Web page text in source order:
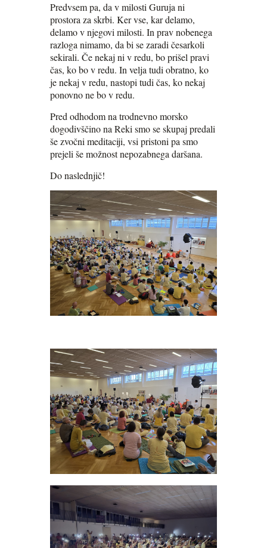
Predvsem pa, da v milosti Guruja ni
prostora za skrbi. Ker vse, kar delamo,
delamo v njegovi milosti. In prav nobenega
razloga nimamo, da bi se zaradi česarkoli
sekirali. Če nekaj ni v redu, bo prišel pravi
čas, ko bo v redu. In velja tudi obratno, ko
je nekaj v redu, nastopi tudi čas, ko nekaj
ponovno ne bo v redu.
Pred odhodom na trodnevno morsko
dogodivščino na Reki smo se skupaj predali
še zvočni meditaciji, vsi pristoni pa smo
prejeli še možnost nepozabnega daršana.
Do naslednjič!